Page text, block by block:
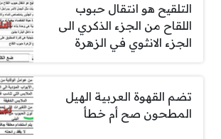
التلقيح هو انتقال حبوب
اللقاح من الجزء الذكري الى
الجزء الانثوي في الزهرة
تضم القهوة العربية الهيل
المطحون صح أم خطأ